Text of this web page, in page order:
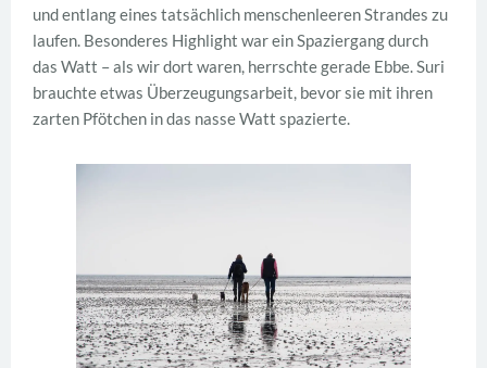
und entlang eines tatsächlich menschenleeren Strandes zu
laufen. Besonderes Highlight war ein Spaziergang durch
das Watt – als wir dort waren, herrschte gerade Ebbe. Suri
brauchte etwas Überzeugungsarbeit, bevor sie mit ihren
zarten Pfötchen in das nasse Watt spazierte.